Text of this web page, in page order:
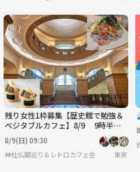
残り女性1枠募集【歴史館で勉強＆
ベジタブルカフェ】8/9 9時半
白金台 港区立郷土歴史館【常連の
方参加費還元】
8/9(日) 09:30
神社仏閣巡り＆レトロカフェ会 東京